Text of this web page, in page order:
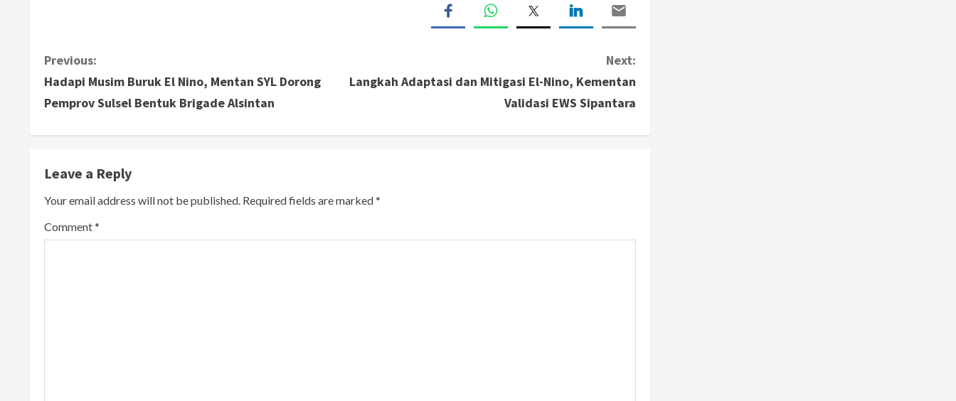
C
o
i
n
u
Previous:
Hadapi Musim Buruk El Nino, Mentan SYL Dorong
Pemprov Sulsel Bentuk Brigade Alsintan
Next:
Langkah Adaptasi dan Mitigasi El-Nino, Kementan
Validasi EWS Sipantara
Leave a Reply
Your email address will not be published. Required fields are marked*
Comment*